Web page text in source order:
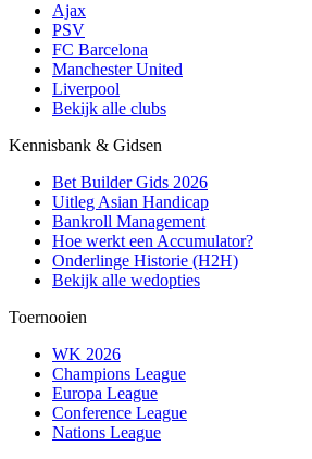
Ajax
PSV
FC Barcelona
Manchester United
Liverpool
Bekijk alle clubs
Kennisbank & Gidsen
Bet Builder Gids 2026
Uitleg Asian Handicap
Bankroll Management
Hoe werkt een Accumulator?
Onderlinge Historie (H2H)
Bekijk alle wedopties
Toernooien
WK 2026
Champions League
Europa League
Conference League
Nations League